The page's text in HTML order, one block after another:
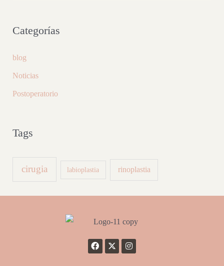
Categorías
blog
Noticias
Postoperatorio
Tags
cirugia labioplastia rinoplastia